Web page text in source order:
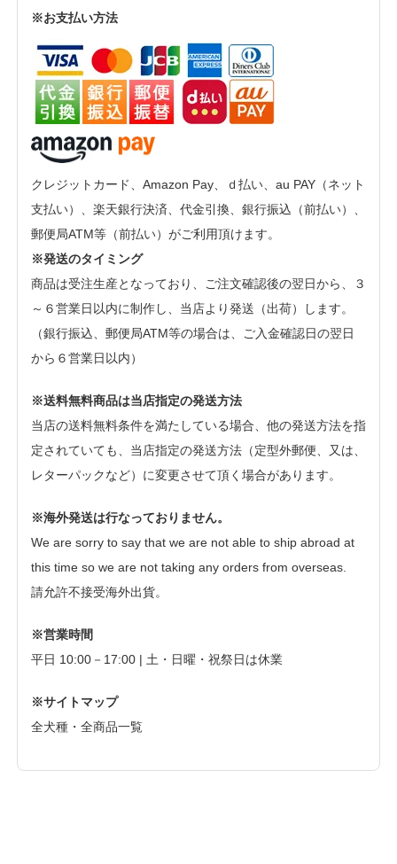
※お支払い方法
クレジットカード、Amazon Pay、ｄ払い、au PAY（ネット
支払い）、楽天銀行決済、代金引換、銀行振込（前払い）、
郵便局ATM等（前払い）がご利用頂けます。
※発送のタイミング
商品は受注生産となっており、ご注文確認後の翌日から、３
～６営業日以内に制作し、当店より発送（出荷）します。
（銀行振込、郵便局ATM等の場合は、ご入金確認日の翌日
から６営業日以内）
※送料無料商品は当店指定の発送方法
当店の送料無料条件を満たしている場合、他の発送方法を指
定されていても、当店指定の発送方法（定型外郵便、又は、
レターパックなど）に変更させて頂く場合があります。
※海外発送は行なっておりません。
We are sorry to say that we are not able to ship abroad at
this time so we are not taking any orders from overseas.
請允許不接受海外出貨。
※営業時間
平日 10:00－17:00 | 土・日曜・祝祭日は休業
※サイトマップ
全犬種・全商品一覧